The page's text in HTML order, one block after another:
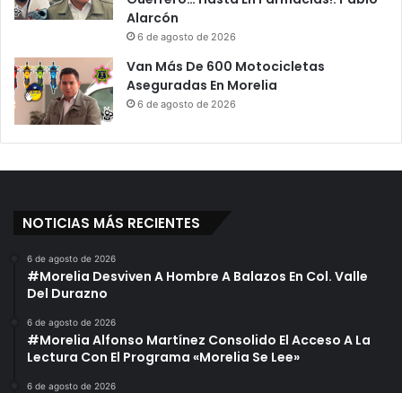
Alarcón
6 de agosto de 2026
Van Más De 600 Motocicletas
Aseguradas En Morelia
6 de agosto de 2026
NOTICIAS MÁS RECIENTES
6 de agosto de 2026
#Morelia Desviven A Hombre A Balazos En Col. Valle
Del Durazno
6 de agosto de 2026
#Morelia Alfonso Martínez Consolido El Acceso A La
Lectura Con El Programa «Morelia Se Lee»
6 de agosto de 2026